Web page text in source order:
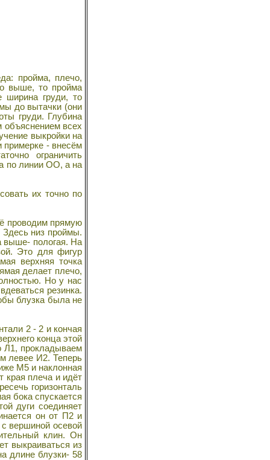
пройма, плечо,
выше, то пройма
ширина груди, то
до вытачки (они
груди. Глубина
объяснением всех
выкройки на
примерке - внесём
ограничить
по линии ОО, а на
их точно по
проводим прямую
низ проймы.
выше- пологая. На
Это для фигур
верхняя точка
делает плечо,
Но у нас
резинка.
блузка была не
2 - 2 и кончая
конца этой
Л1, прокладываем
левее И2. Теперь
М5 и наклонная
края плеча и идёт
горизонталь
бока спускается
дуги соединяет
он от П2 и
вершиной осевой
клин. Он
выкраиваться из
длине блузки- 58